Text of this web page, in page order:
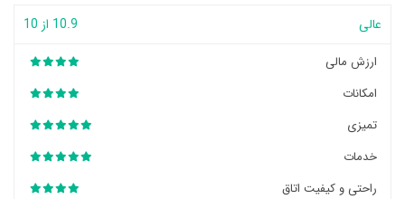
عالی 10.9 از 10
ارزش مالی
امکانات
تمیزی
خدمات
راحتی و کیفیت اتاق